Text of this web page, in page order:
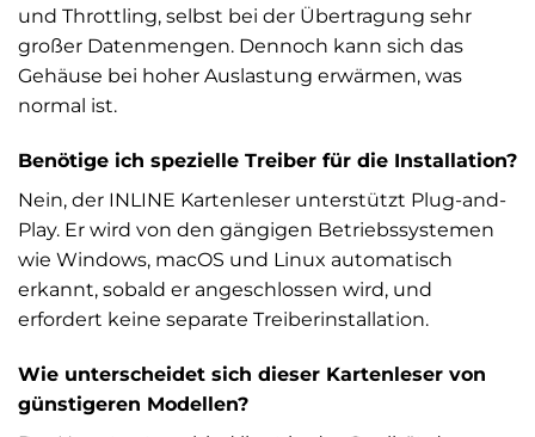
und Throttling, selbst bei der Übertragung sehr
großer Datenmengen. Dennoch kann sich das
Gehäuse bei hoher Auslastung erwärmen, was
normal ist.
Benötige ich spezielle Treiber für die Installation?
Nein, der INLINE Kartenleser unterstützt Plug-and-
Play. Er wird von den gängigen Betriebssystemen
wie Windows, macOS und Linux automatisch
erkannt, sobald er angeschlossen wird, und
erfordert keine separate Treiberinstallation.
Wie unterscheidet sich dieser Kartenleser von
günstigeren Modellen?